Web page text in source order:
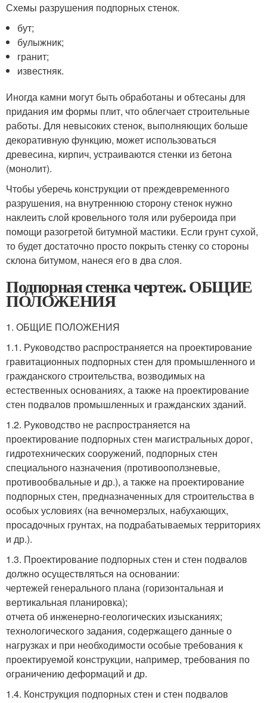
Схемы разрушения подпорных стенок.
бут;
булыжник;
гранит;
известняк.
Иногда камни могут быть обработаны и обтесаны для
придания им формы плит, что облегчает строительные
работы. Для невысоких стенок, выполняющих больше
декоративную функцию, может использоваться
древесина, кирпич, устраиваются стенки из бетона
(монолит).
Чтобы уберечь конструкции от преждевременного
разрушения, на внутреннюю сторону стенок нужно
наклеить слой кровельного толя или рубероида при
помощи разогретой битумной мастики. Если грунт сухой,
то будет достаточно просто покрыть стенку со стороны
склона битумом, нанеся его в два слоя.
Подпорная стенка чертеж. ОБЩИЕ
ПОЛОЖЕНИЯ
1. ОБЩИЕ ПОЛОЖЕНИЯ
1.1. Руководство распространяется на проектирование
гравитационных подпорных стен для промышленного и
гражданского строительства, возводимых на
естественных основаниях, а также на проектирование
стен подвалов промышленных и гражданских зданий.
1.2. Руководство не распространяется на
проектирование подпорных стен магистральных дорог,
гидротехнических сооружений, подпорных стен
специального назначения (противооползневые,
противообвальные и др.), а также на проектирование
подпорных стен, предназначенных для строительства в
особых условиях (на вечномерзлых, набухающих,
просадочных грунтах, на подрабатываемых территориях
и др.).
1.3. Проектирование подпорных стен и стен подвалов
должно осуществляться на основании:
чертежей генерального плана (горизонтальная и
вертикальная планировка);
отчета об инженерно-геологических изысканиях;
технологического задания, содержащего данные о
нагрузках и при необходимости особые требования к
проектируемой конструкции, например, требования по
ограничению деформаций и др.
1.4. Конструкция подпорных стен и стен подвалов